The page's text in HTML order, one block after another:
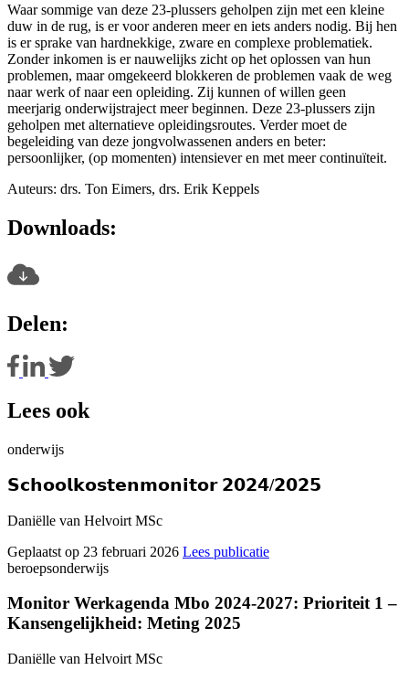
Waar sommige van deze 23-plussers geholpen zijn met een kleine
duw in de rug, is er voor anderen meer en iets anders nodig. Bij hen
is er sprake van hardnekkige, zware en complexe problematiek.
Zonder inkomen is er nauwelijks zicht op het oplossen van hun
problemen, maar omgekeerd blokkeren de problemen vaak de weg
naar werk of naar een opleiding. Zij kunnen of willen geen
meerjarig onderwijstraject meer beginnen. Deze 23-plussers zijn
geholpen met alternatieve opleidingsroutes. Verder moet de
begeleiding van deze jongvolwassenen anders en beter:
persoonlijker, (op momenten) intensiever en met meer continuïteit.
Auteurs: drs. Ton Eimers, drs. Erik Keppels
Downloads:
Delen:
Lees ook
onderwijs
𝗦𝗰𝗵𝗼𝗼𝗹𝗸𝗼𝘀𝘁𝗲𝗻𝗺𝗼𝗻𝗶𝘁𝗼𝗿 𝟮𝟬𝟮𝟰/𝟮𝟬𝟮𝟱
Daniëlle van Helvoirt MSc
Geplaatst op 23 februari 2026 Lees publicatie
beroepsonderwijs
Monitor Werkagenda Mbo 2024-2027: Prioriteit 1 –
Kansengelijkheid: Meting 2025
Daniëlle van Helvoirt MSc